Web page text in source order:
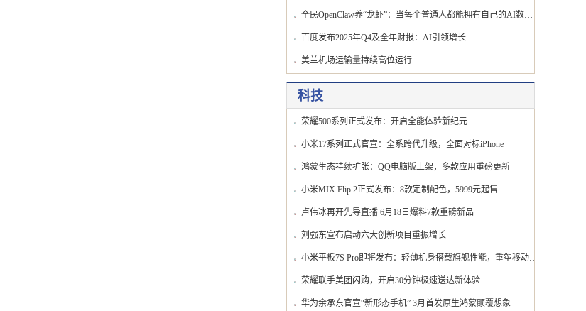
全民OpenClaw养“龙虾”：当每个普通人都能拥有自己的AI数字员工
百度发布2025年Q4及全年财报：AI引领增长
美兰机场运输量持续高位运行
科技
荣耀500系列正式发布：开启全能体验新纪元
小米17系列正式官宣：全系跨代升级，全面对标iPhone
鸿蒙生态持续扩张：QQ电脑版上架，多款应用重磅更新
小米MIX Flip 2正式发布：8款定制配色，5999元起售
卢伟冰再开先导直播 6月18日爆料7款重磅新品
刘强东宣布启动六大创新项目重振增长
小米平板7S Pro即将发布：轻薄机身搭载旗舰性能，重塑移动办公体验
荣耀联手美团闪购，开启30分钟极速送达新体验
华为余承东官宣“新形态手机” 3月首发原生鸿蒙颠覆想象